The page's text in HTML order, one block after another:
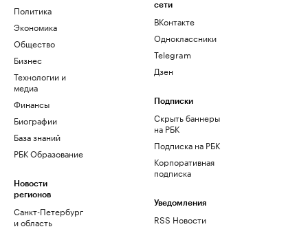
Политика
Экономика
Общество
Бизнес
Технологии и
медиа
Финансы
Биографии
База знаний
РБК Образование
Новости
регионов
Санкт-Петербург
и область
сети
ВКонтакте
Одноклассники
Telegram
Дзен
Подписки
Скрыть баннеры
на РБК
Подписка на РБК
Корпоративная
подписка
Уведомления
RSS Новости